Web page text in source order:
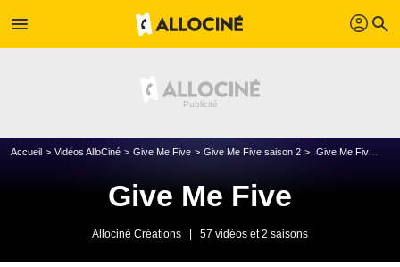
menu profil search
Accueil Vidéos AlloCiné Give Me Five Give Me Five saison 2 Give Me Five - Severus Rogue
Give Me Five
Allociné Créations 57 vidéos et 2 saisons